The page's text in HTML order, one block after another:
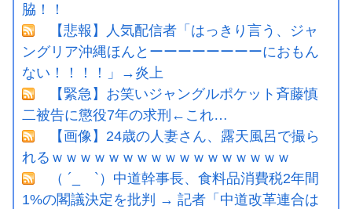
脇！！
【悲報】人気配信者「はっきり言う、ジャ
ングリア沖縄ほんとーーーーーーーーにおもん
ない！！！！」→炎上
【緊急】お笑いジャングルポケット斉藤慎
二被告に懲役7年の求刑←これ…
【画像】24歳の人妻さん、露天風呂で撮ら
れるｗｗｗｗｗｗｗｗｗｗｗｗｗｗｗｗｗ
（ ´_ゝ`）中道幹事長、食料品消費税2年間
1%の閣議決定を批判 → 記者「中道改革連合は